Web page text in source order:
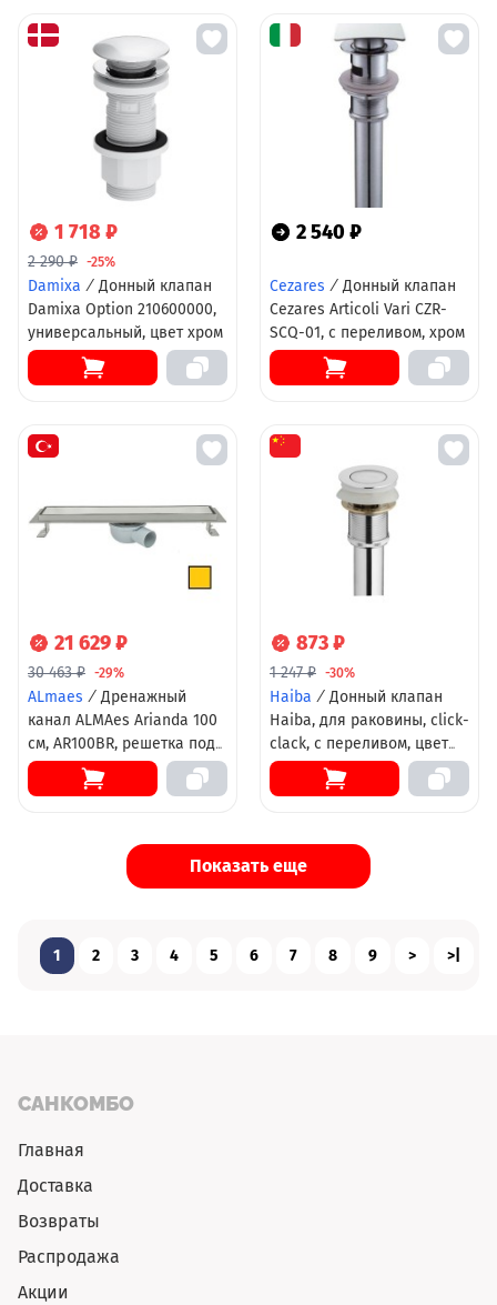
1 718 ₽
2 290 ₽ -25%
Damixa / Донный клапан
Damixa Option 210600000,
универсальный, цвет хром
2 540 ₽
Cezares / Донный клапан
Cezares Articoli Vari CZR-
SCQ-01, с переливом, хром
21 629 ₽
30 463 ₽ -29%
ALmaes / Дренажный
канал ALMAes Arianda 100
см, AR100BR, решетка под
плитку, нержавеющая
сталь, цвет бронза глянец
873 ₽
1 247 ₽ -30%
Haiba / Донный клапан
Haiba, для раковины, click-
clack, с переливом, цвет
хром, HB66-2
Показать еще
1 2 3 4 5 6 7 8 9 > >|
САНКОМБО
Главная
Доставка
Возвраты
Распродажа
Акции